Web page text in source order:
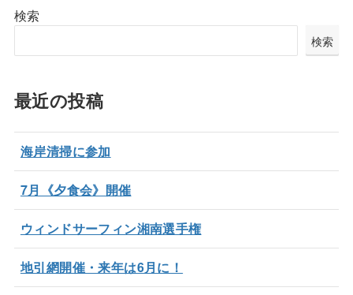
検索
検索
最近の投稿
海岸清掃に参加
7月《夕食会》開催
ウィンドサーフィン湘南選手権
地引網開催・来年は6月に！